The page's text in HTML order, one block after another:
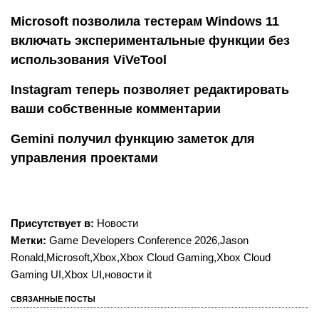
Microsoft позволила тестерам Windows 11
включать экспериментальные функции без
использования ViVeTool
Instagram теперь позволяет редактировать
ваши собственные комментарии
Gemini получил функцию заметок для
управления проектами
Присутствует в: Новости
Метки: Game Developers Conference 2026,Jason
Ronald,Microsoft,Xbox,Xbox Cloud Gaming,Xbox Cloud
Gaming UI,Xbox UI,новости it
СВЯЗАННЫЕ ПОСТЫ